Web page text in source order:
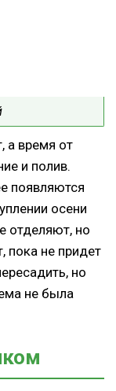
а время от
и полив.
появляются
осени
отделяют, но
пока не придет
но
не была